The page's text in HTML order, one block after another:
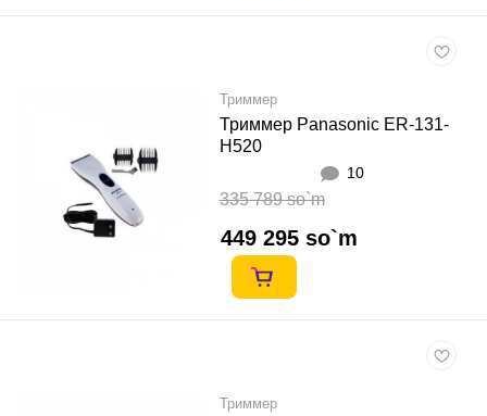
Триммер
Триммер Panasonic ER-131-
H520
10
335 789 so`m
449 295 so`m
Триммер